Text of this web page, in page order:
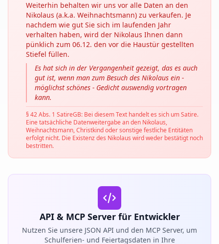
Weiterhin behalten wir uns vor alle Daten an den
Nikolaus (a.k.a. Weihnachtsmann) zu verkaufen. Je
nachdem wie gut Sie sich im laufenden Jahr
verhalten haben, wird der Nikolaus Ihnen dann
pünklich zum 06.12. den vor die Haustür gestellten
Stiefel füllen.
Es hat sich in der Vergangenheit gezeigt, das es auch
gut ist, wenn man zum Besuch des Nikolaus ein -
möglichst schönes - Gedicht auswendig vortragen
kann.
§ 42 Abs. 1 SatireGB: Bei diesem Text handelt es sich um Satire.
Eine tatsächliche Datenweitergabe an den Nikolaus,
Weihnachtsmann, Christkind oder sonstige festliche Entitäten
erfolgt nicht. Die Existenz des Nikolaus wird weder bestätigt noch
bestritten.
API & MCP Server für Entwickler
Nutzen Sie unsere JSON API und den MCP Server, um
Schulferien- und Feiertagsdaten in Ihre